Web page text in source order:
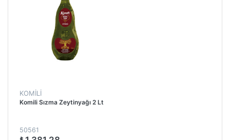
KOMİLİ
Komili Sızma Zeytinyağı 2 Lt
50561